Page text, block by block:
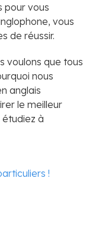
pour vous
vous
de réussir.
voulons que tous
nous
anglais
le meilleur
à
!